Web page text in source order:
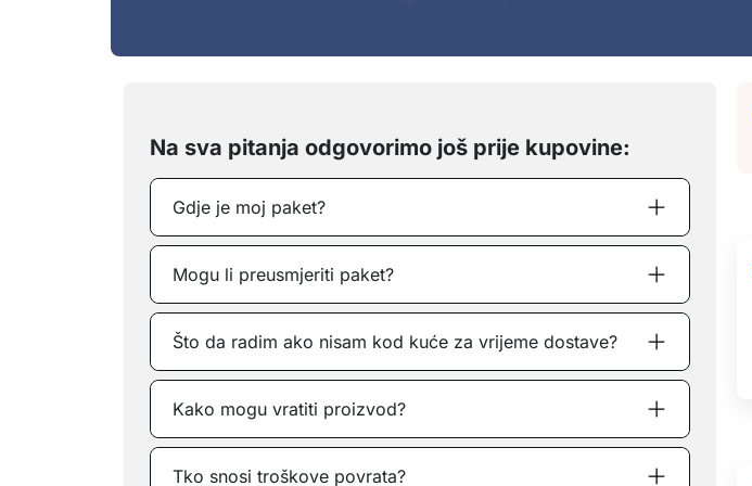
Na sva pitanja odgovorimo još prije kupovine:
Gdje je moj paket?
Mogu li preusmjeriti paket?
Što da radim ako nisam kod kuće za vrijeme dostave?
Kako mogu vratiti proizvod?
Tko snosi troškove povrata?